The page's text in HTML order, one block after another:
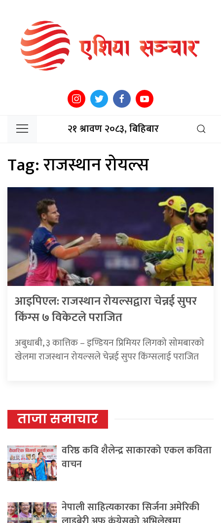
२१ श्रावण २०८३, बिहिबार
Tag:राजस्थान रोयल्स
आइपिएल: राजस्थान रोयल्सद्वारा चेन्नई सुपर
किंग्स ७ विकेटले पराजित
अबुधाबी, ३ कात्तिक – इण्डियन प्रिमियर लिगको सोमबारको
खेलमा राजस्थान रोयल्सले चेन्नई सुपर किंग्सलाई पराजित
ताजा समाचार
वरिष्ठ कवि शैलेन्द्र साकारको एकल कविता
वाचन
नेपाली साहित्यकारका सिर्जना अमेरिकी